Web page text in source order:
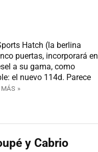
Hatch (la berlina
puertas, incorporará en
a su gama, como
el nuevo 114d. Parece
MÁS »
y Cabrio